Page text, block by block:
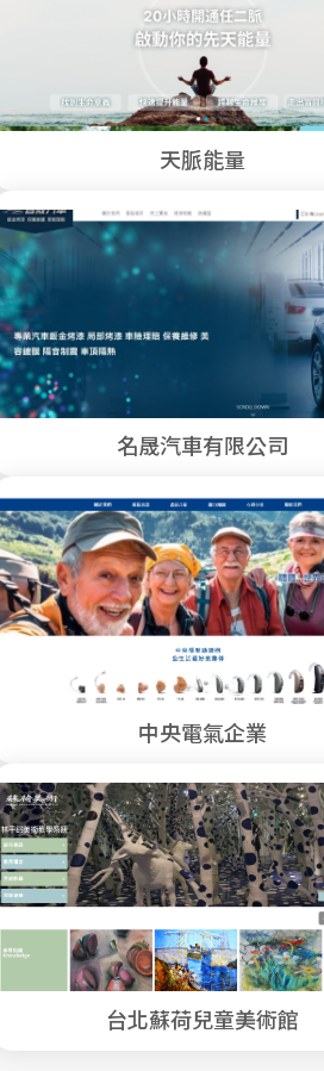
天脈能量
名晟汽車有限公司
中央電氣企業
台北蘇荷兒童美術館